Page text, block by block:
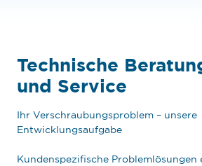
Technische
und Service
Ihr Verschraubungsproblem – unsere
Entwicklungsaufgabe
Kundenspezifische